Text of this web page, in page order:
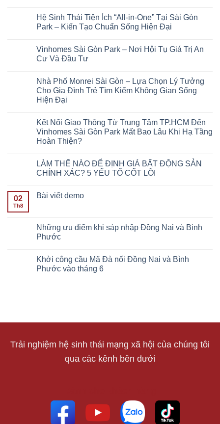
Hệ Sinh Thái Tiện Ích “All-in-One” Tại Sài Gòn
Park – Kiến Tạo Chuẩn Sống Hiện Đại
Vinhomes Sài Gòn Park – Nơi Hội Tụ Giá Trị An
Cư Và Đầu Tư
Nhà Phố Monrei Sài Gòn – Lựa Chọn Lý Tưởng
Cho Gia Đình Trẻ Tìm Kiếm Không Gian Sống
Hiện Đại
Kết Nối Giao Thông Từ Trung Tâm TP.HCM Đến
Vinhomes Sài Gòn Park Mất Bao Lâu Khi Hạ Tầng
Hoàn Thiện?
LÀM THẾ NÀO ĐỂ ĐỊNH GIÁ BẤT ĐỘNG SẢN
CHÍNH XÁC? 5 YẾU TỐ CỐT LÕI
02
Th8
Bài viết demo
Những ưu điểm khi sáp nhập Đồng Nai và Bình
Phước
Khởi công cầu Mã Đà nối Đồng Nai và Bình
Phước vào tháng 6
Trải nghiệm hệ sinh thái mạng xã hội của chúng tôi
qua các kênh bên dưới